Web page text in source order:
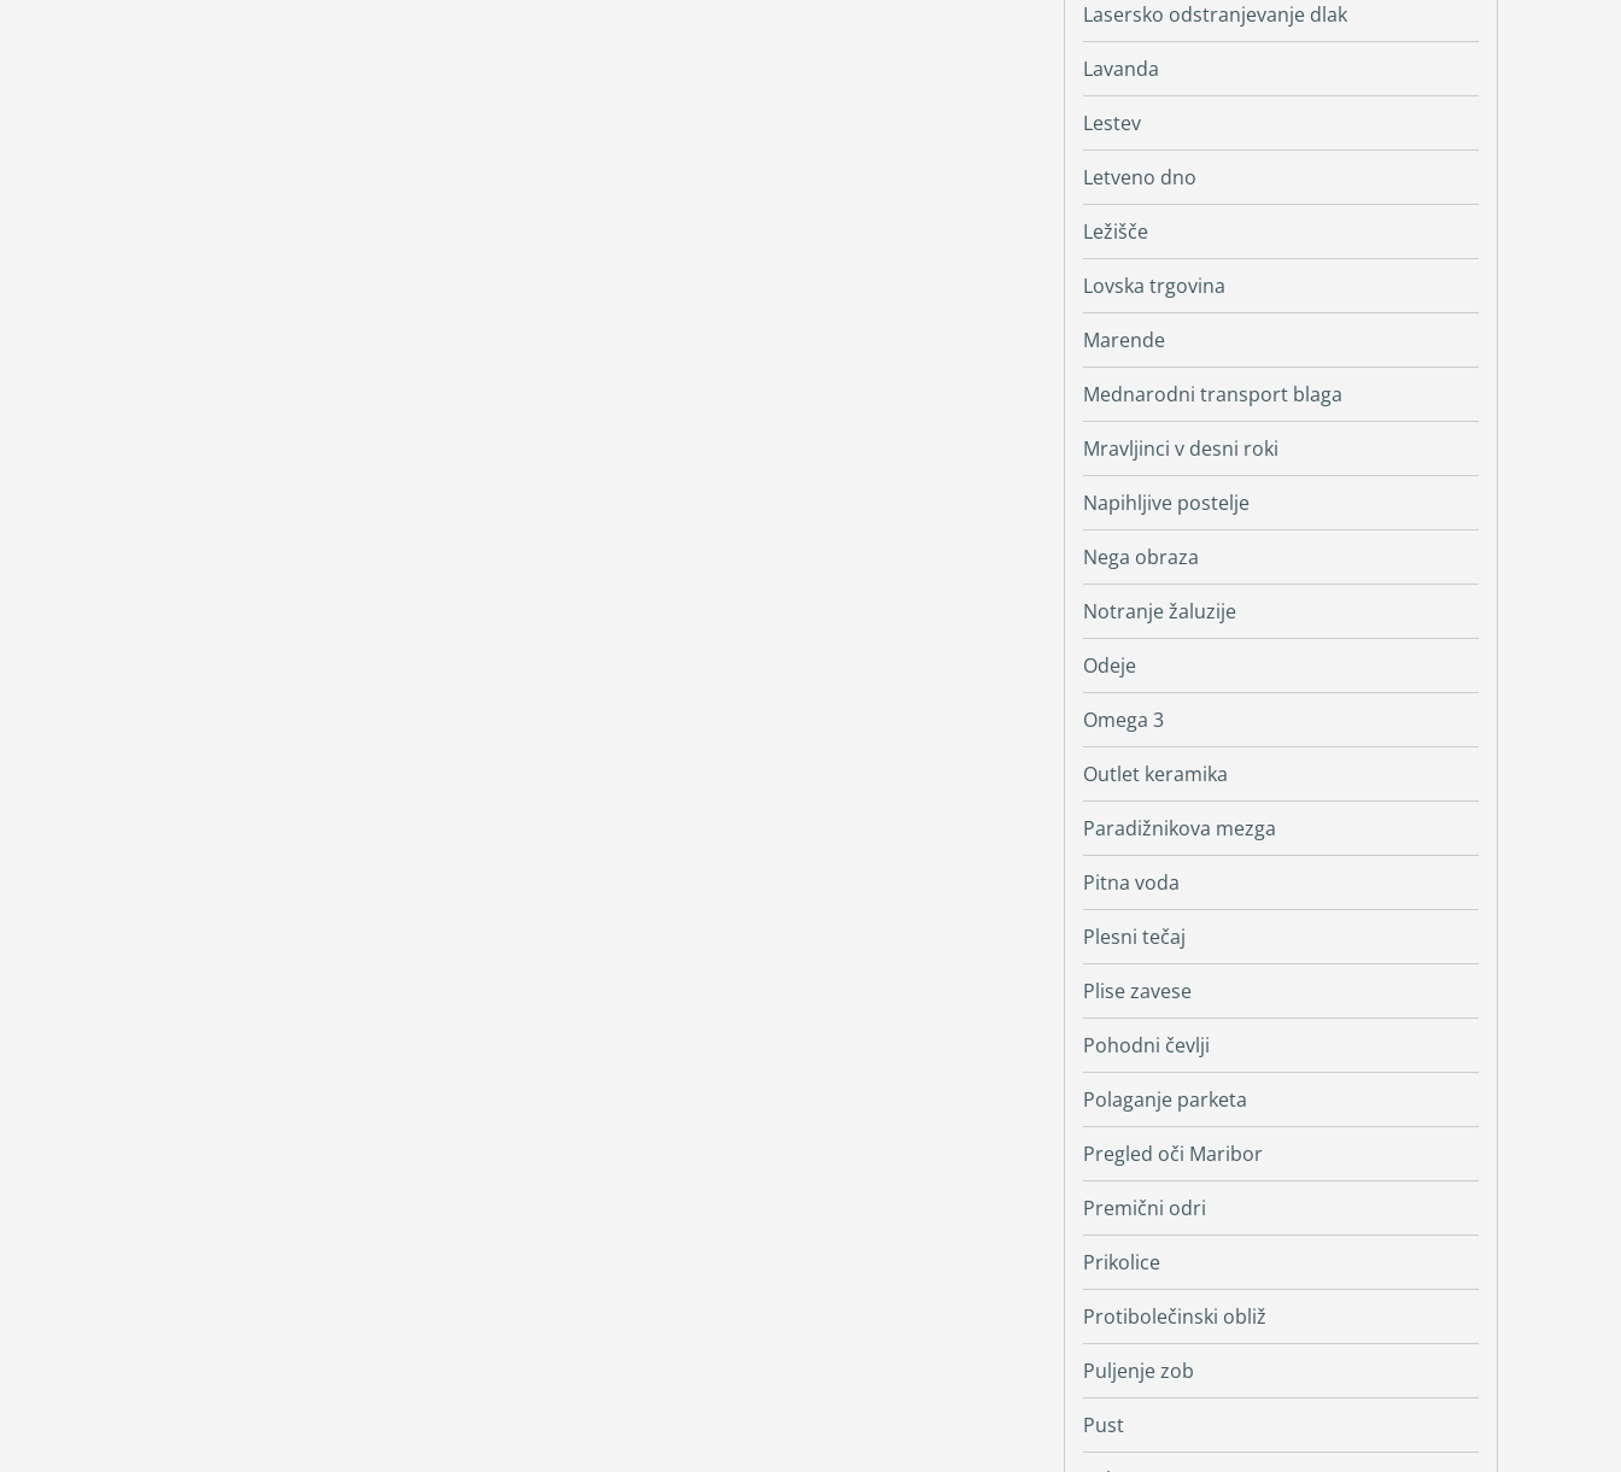
Lasersko odstranjevanje dlak
Lavanda
Lestev
Letveno dno
Ležišče
Lovska trgovina
Marende
Mednarodni transport blaga
Mravljinci v desni roki
Napihljive postelje
Nega obraza
Notranje žaluzije
Odeje
Omega 3
Outlet keramika
Paradižnikova mezga
Pitna voda
Plesni tečaj
Plise zavese
Pohodni čevlji
Polaganje parketa
Pregled oči Maribor
Premični odri
Prikolice
Protibolečinski obliž
Puljenje zob
Pust